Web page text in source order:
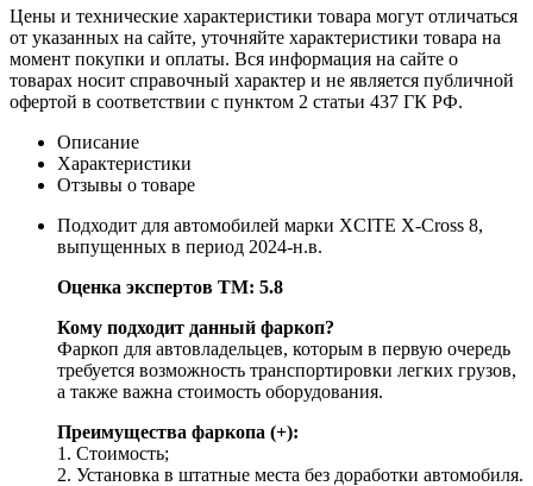
Цены и технические характеристики товара могут отличаться
от указанных на сайте, уточняйте характеристики товара на
момент покупки и оплаты. Вся информация на сайте о
товарах носит справочный характер и не является публичной
офертой в соответствии с пунктом 2 статьи 437 ГК РФ.
Описание
Характеристики
Отзывы о товаре
Подходит для автомобилей марки XCITE X-Cross 8,
выпущенных в период 2024-н.в.
Оценка экспертов ТМ: 5.8
Кому подходит данный фаркоп?
Фаркоп для автовладельцев, которым в первую очередь
требуется возможность транспортировки легких грузов,
а также важна стоимость оборудования.
Преимущества фаркопа (+):
1. Стоимость;
2. Установка в штатные места без доработки автомобиля.